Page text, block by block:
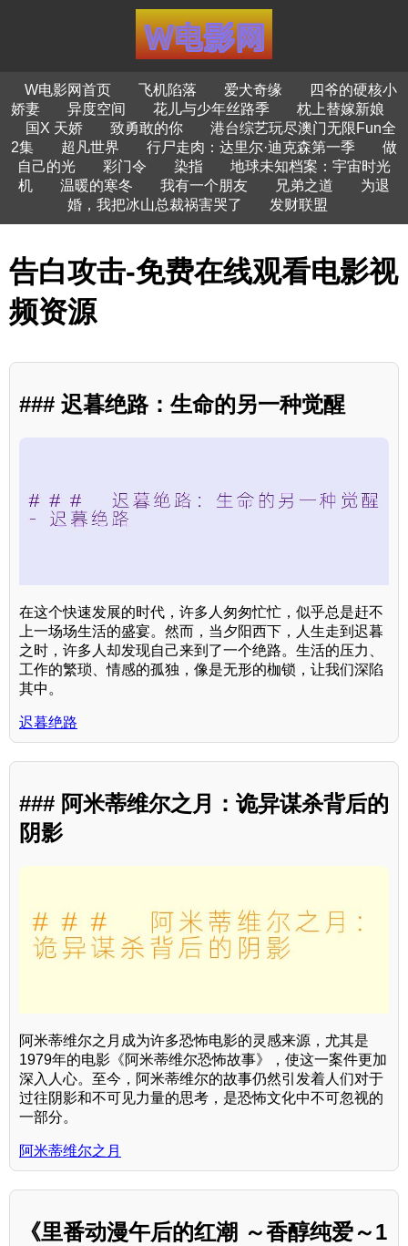
W电影网首页 飞机陷落 爱犬奇缘
四爷的硬核小
娇妻
异度空间 花儿与少年丝路季
枕上替嫁新娘
国X 天娇
致勇敢的你
港台综艺玩尽澳门无限Fun全
2集
超凡世界 行尸走肉：达里尔·迪克森第一季
做
自己的光
彩门令 染指
地球未知档案：宇宙时光
机
温暖的寒冬 我有一个朋友 兄弟之道
为退
婚，我把冰山总裁祸害哭了
发财联盟
告白攻击-免费在线观看电影视
频资源
### 迟暮绝路：生命的另一种觉醒
在这个快速发展的时代，许多人匆匆忙忙，似乎总是赶不
上一场场生活的盛宴。然而，当夕阳西下，人生走到迟暮
之时，许多人却发现自己来到了一个绝路。生活的压力、
工作的繁琐、情感的孤独，像是无形的枷锁，让我们深陷
其中。
迟暮绝路
### 阿米蒂维尔之月：诡异谋杀背后的
阴影
阿米蒂维尔之月成为许多恐怖电影的灵感来源，尤其是
1979年的电影《阿米蒂维尔恐怖故事》，使这一案件更加
深入人心。至今，阿米蒂维尔的故事仍然引发着人们对于
过往阴影和不可见力量的思考，是恐怖文化中不可忽视的
一部分。
阿米蒂维尔之月
《里番动漫午后的红潮 ～香醇纯爱～1